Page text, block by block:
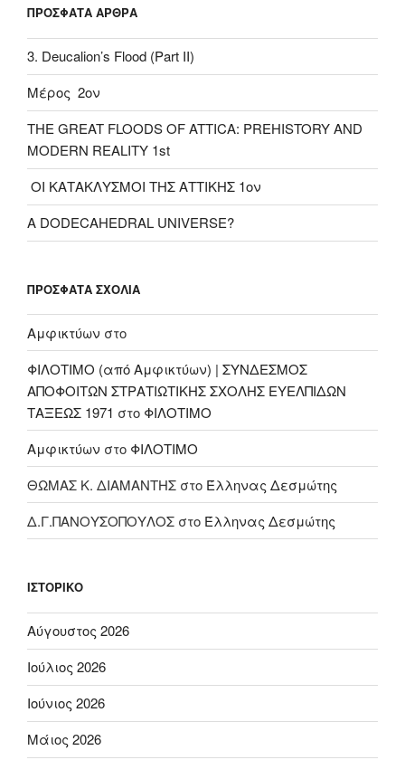
ΠΡΌΣΦΑΤΑ ΆΡΘΡΑ
3. Deucalion’s Flood (Part II)
Μέρος 2ον
THE GREAT FLOODS OF ATTICA: PREHISTORY AND
MODERN REALITY 1st
ΟΙ ΚΑΤΑΚΛΥΣΜΟΙ ΤΗΣ ΑΤΤΙΚΗΣ 1ον
A DODECAHEDRAL UNIVERSE?
ΠΡΌΣΦΑΤΑ ΣΧΌΛΙΑ
Αμφικτύων στο
ΦΙΛΟΤΙΜΟ (από Αμφικτύων) | ΣΥΝΔΕΣΜΟΣ
ΑΠΟΦΟΙΤΩΝ ΣΤΡΑΤΙΩΤΙΚΗΣ ΣΧΟΛΗΣ ΕΥΕΛΠΙΔΩΝ
ΤΑΞΕΩΣ 1971 στο ΦΙΛΟΤΙΜΟ
Αμφικτύων στο ΦΙΛΟΤΙΜΟ
ΘΩΜΑΣ Κ. ΔΙΑΜΑΝΤΗΣ στο Έλληνας Δεσμώτης
Δ.Γ.ΠΑΝΟΥΣΟΠΟΥΛΟΣ στο Έλληνας Δεσμώτης
ΙΣΤΟΡΙΚΌ
Αύγουστος 2026
Ιούλιος 2026
Ιούνιος 2026
Μάιος 2026